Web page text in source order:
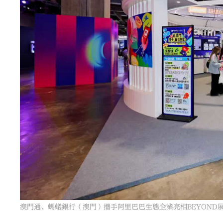
澳門通、螞蟻銀行（澳門）攜手阿里巴巴生態企業亮相BEYOND